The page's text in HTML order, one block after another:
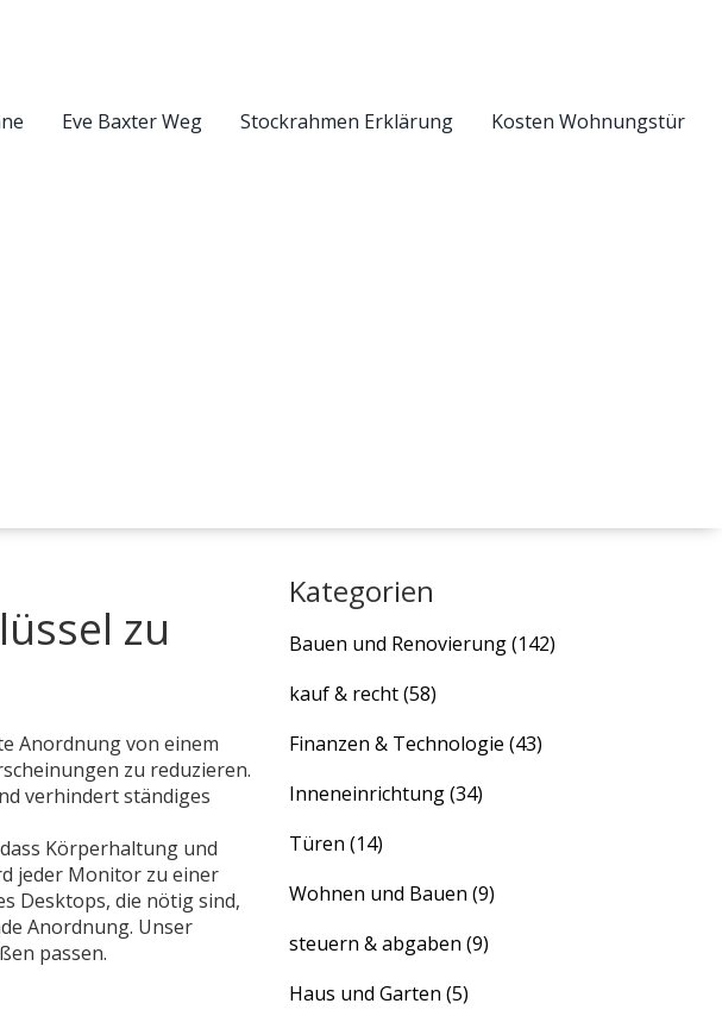
Eve Baxter Weg Stockrahmen Erklärung Kosten Wohnungstür
zu
Anordnung von einem
zu reduzieren.
verhindert ständiges
Körperhaltung und
jeder Monitor zu einer
Desktops, die nötig sind,
Anordnung. Unser
passen.
Kategorien
Bauen und Renovierung(142)
kauf & recht(58)
Finanzen & Technologie (43)
Inneneinrichtung(34)
Türen (14)
Wohnen und Bauen (9)
steuern & abgaben (9)
Haus und Garten (5)